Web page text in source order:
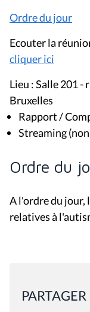
Ordre du jour
Ecouter la
cliquer ici
Lieu : Salle 201 -
Bruxelles
Rapport /
Streaming
Ordre du
A l'ordre du jour,
relatives à
PARTAGER